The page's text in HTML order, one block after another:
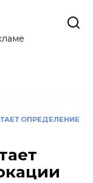
ОПРЕДЕЛЕНИЕ